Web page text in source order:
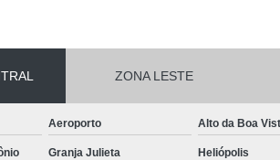
ZONA LESTE
Aeroporto Alto da Boa
Granja Julieta Heliópolis